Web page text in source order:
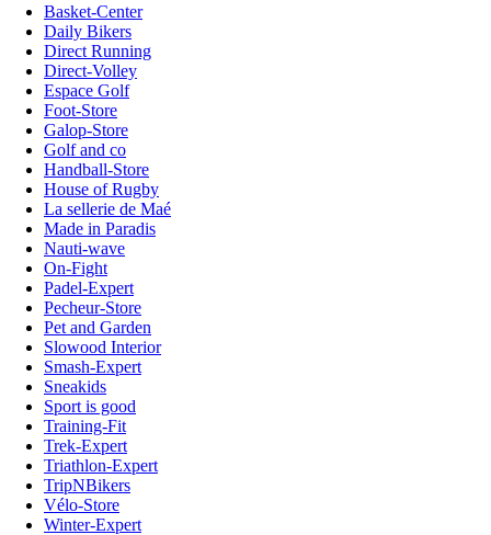
Basket-Center
Daily Bikers
Direct Running
Direct-Volley
Espace Golf
Foot-Store
Galop-Store
Golf and co
Handball-Store
House of Rugby
La sellerie de Maé
Made in Paradis
Nauti-wave
On-Fight
Padel-Expert
Pecheur-Store
Pet and Garden
Slowood Interior
Smash-Expert
Sneakids
Sport is good
Training-Fit
Trek-Expert
Triathlon-Expert
TripNBikers
Vélo-Store
Winter-Expert